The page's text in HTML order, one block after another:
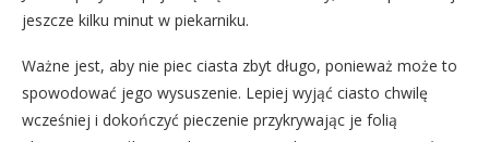
jeszcze kilku minut w piekarniku.
Ważne jest, aby nie piec ciasta zbyt długo, ponieważ może to
spowodować jego wysuszenie. Lepiej wyjąć ciasto chwilę
wcześniej i dokończyć pieczenie przykrywając je folią